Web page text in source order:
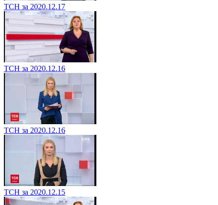
ТСН за 2020.12.17
ТСН за 2020.12.16
ТСН за 2020.12.16
ТСН за 2020.12.15